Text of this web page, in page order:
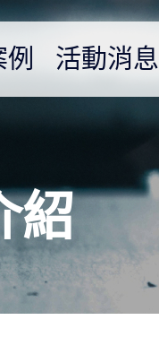
活動消息
紹